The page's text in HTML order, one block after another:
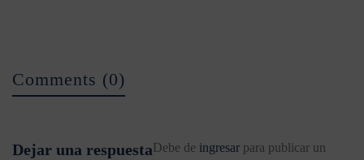
Comments (0)
Dejar una respuestaDebe de ingresar para publicar un